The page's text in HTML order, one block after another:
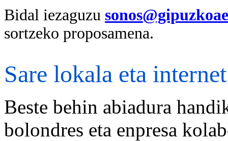
Bidal iezaguzu
sortzeko proposamena.
Sare lokala eta
Beste behin abiadura
bolondres eta enpresa